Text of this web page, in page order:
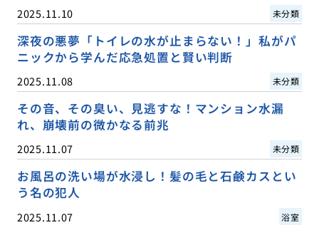
2025.11.10 未分類
深夜の悪夢「トイレの水が止まらない！」私がパ
ニックから学んだ応急処置と賢い判断
2025.11.08 未分類
その音、その臭い、見逃すな！マンション水漏
れ、崩壊前の微かなる前兆
2025.11.07 未分類
お風呂の洗い場が水浸し！髪の毛と石鹸カスとい
う名の犯人
2025.11.07 浴室